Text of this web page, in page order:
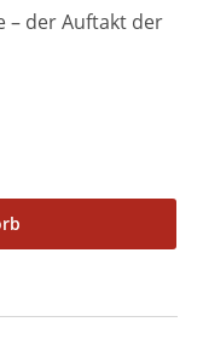
– der Auftakt der